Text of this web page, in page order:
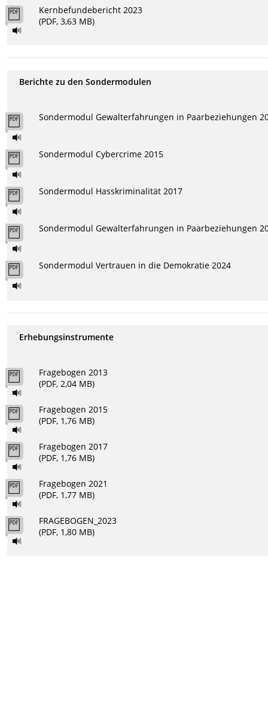
Kernbefundebericht 2023
(PDF, 3,63 MB)
Berichte zu den Sondermodulen
Sondermodul Gewalterfahrungen in Paarbeziehungen
Sondermodul Cybercrime 2015
Sondermodul Hasskriminalität 2017
Sondermodul Gewalterfahrungen in Paarbeziehungen
Sondermodul Vertrauen in die Demokratie 2024
Erhebungsinstrumente
Fragebogen 2013
(PDF, 2,04 MB)
Fragebogen 2015
(PDF, 1,76 MB)
Fragebogen 2017
(PDF, 1,76 MB)
Fragebogen 2021
(PDF, 1,77 MB)
FRAGEBOGEN_2023
(PDF, 1,80 MB)